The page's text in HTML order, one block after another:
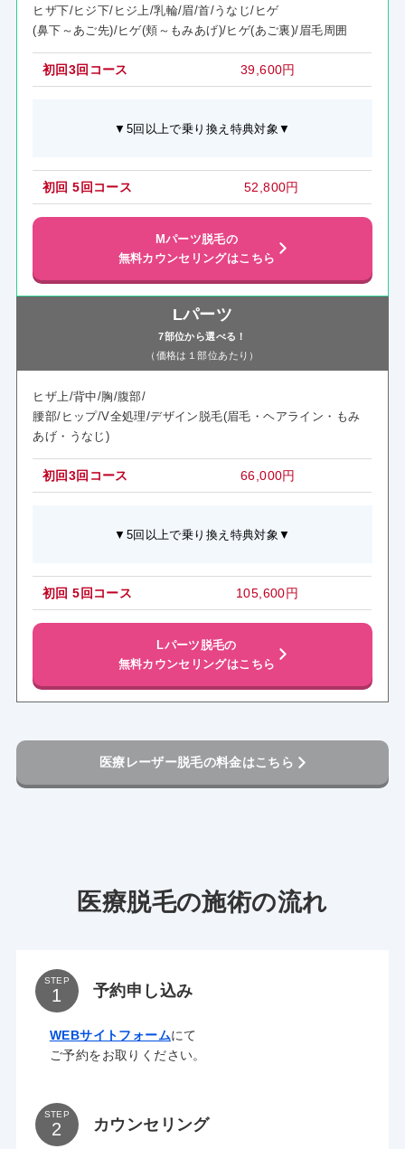
ヒザ下/ヒジ下/ヒジ上/乳輪/眉/首/うなじ/ヒゲ
(鼻下～あご先)/ヒゲ(頬～もみあげ)/ヒゲ(あご裏)/眉毛周囲
初回3回コース 39,600円
▼5回以上で乗り換え特典対象▼
初回 5回コース 52,800円
Mパーツ脱毛の
無料カウンセリングはこちら
Lパーツ
7部位から選べる！
（価格は１部位あたり）
ヒザ上/背中/胸/腹部/
腰部/ヒップ/V全処理/デザイン脱毛(眉毛・ヘアライン・もみ
あげ・うなじ)
初回3回コース 66,000円
▼5回以上で乗り換え特典対象▼
初回 5回コース 105,600円
Lパーツ脱毛の
無料カウンセリングはこちら
医療レーザー脱毛の料金はこちら
医療脱毛の施術の流れ
STEP
予約申し込み
WEBサイトフォームにて
ご予約をお取りください。
STEP
カウンセリング